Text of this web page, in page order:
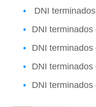
DNI
DNI
DNI
DNI
DNI